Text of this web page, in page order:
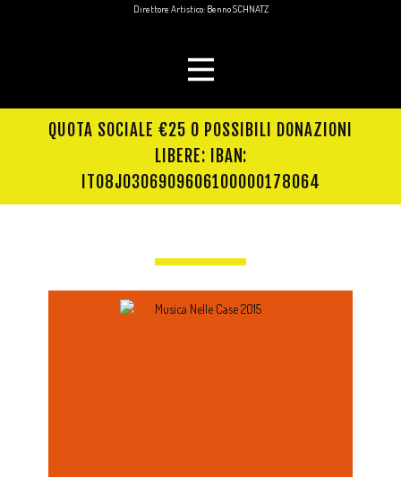
Direttore Artistico: Benno SCHNATZ
QUOTA SOCIALE €25 O POSSIBILI DONAZIONI
LIBERE: IBAN:
IT08J0306909606100000178064